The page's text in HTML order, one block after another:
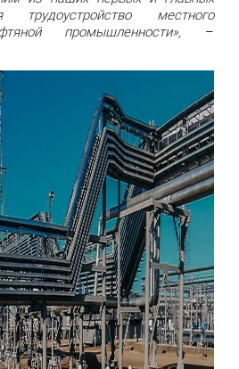
трудоустройство местного
промышленности», –